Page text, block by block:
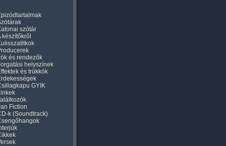
szótár
készítőkről
és rendezők
helyszínek
és trükkök
GYIK
Fiction
k (Soundtrack)